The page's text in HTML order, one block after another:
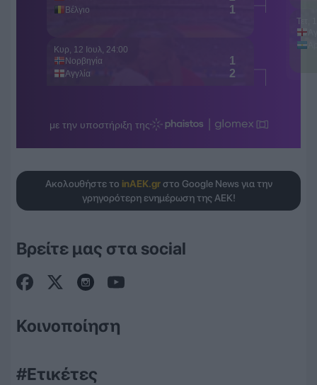
Ακολουθήστε το inAEK.grστο Google News για την
γρηγορότερη ενημέρωση της ΑΕΚ!
Βρείτε μας στα social
Κοινοποίηση
#Ετικέτες